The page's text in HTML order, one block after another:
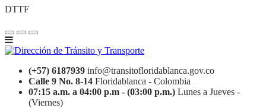
DTTF
(+57) 6187939 info@transitofloridablanca.gov.co
Calle 9 No. 8-14 Floridablanca - Colombia
07:15 a.m. a 04:00 p.m - (03:00 p.m.) Lunes a Jueves -
(Viernes)